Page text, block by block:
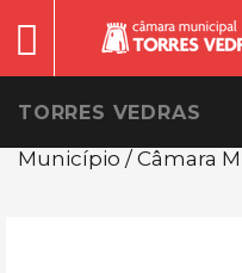
TORRES VEDRAS
Município / Câmara